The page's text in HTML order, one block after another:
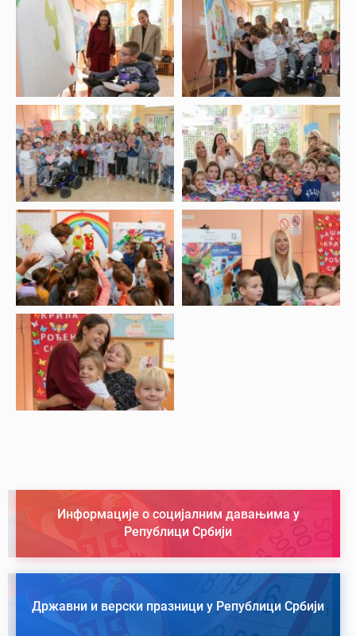
Информације о социјалним давањима у
Републици Србији
Државни и верски празници у Републици Србији